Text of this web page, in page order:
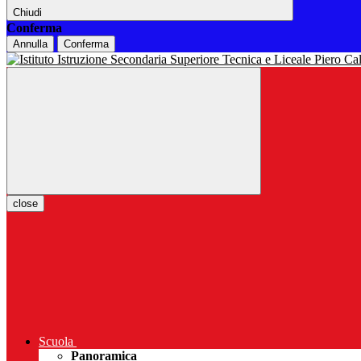
Chiudi
Conferma
Annulla Conferma
close
Scuola
Panoramica